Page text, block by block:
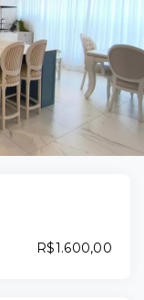
R$1.600,00